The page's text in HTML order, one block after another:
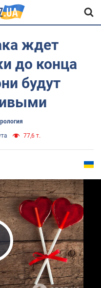
ждет
до конца
будут
77,6 т.
Video